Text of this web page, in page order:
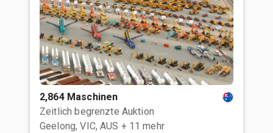
2,864 Maschinen
Zeitlich begrenzte Auktion
Geelong, VIC, AUS + 11 mehr